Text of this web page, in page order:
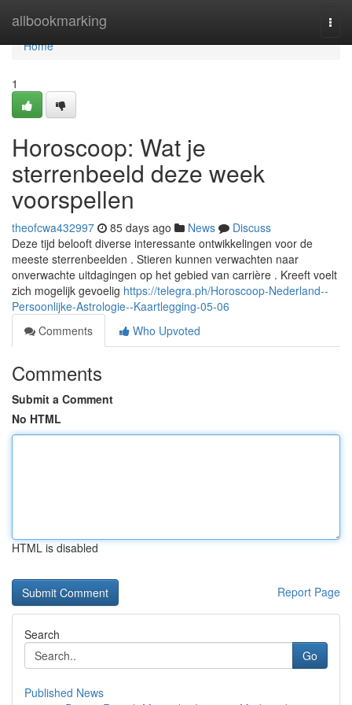
allbookmarking
Home
Home
1
Horoscoop: Wat je
sterrenbeeld deze week
voorspellen
theofcwa432997 85 days ago News
Discuss
Deze tijd belooft diverse interessante ontwikkelingen voor de
meeste sterrenbeelden . Stieren kunnen verwachten naar
onverwachte uitdagingen op het gebied van carrière . Kreeft voelt
zich mogelijk gevoelig https://telegra.ph/Horoscoop-Nederland--
Persoonlijke-Astrologie--Kaartlegging-05-06
Comments
Who Upvoted
Comments
Submit a Comment
No HTML
HTML is disabled
Report Page
Search
Go
Published News